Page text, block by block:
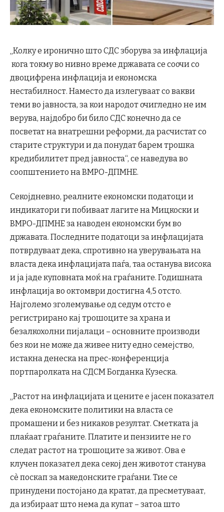
„Колку е иронично што СДС зборува за инфлација
кога токму во нивно време државата се соочи со
двоцифрена инфлација и економска
нестабилност. Наместо да излегуваат со вакви
теми во јавноста, за кои народот очигледно не им
верува, најдобро би било СДС конечно да се
посветат на внатрешни реформи, да расчистат со
старите структури и да понудат барем трошка
кредибилитет пред јавноста“, се наведува во
соопштението на ВМРО-ДПМНЕ.
Секојдневно, реалните економски податоци и
индикатори ги побиваат лагите на Мицкоски и
ВМРО-ДПМНЕ за наводен економски бум во
државата. Последните податоци за инфлацијата
потврдуваат дека, спротивно на уверувањата на
власта дека инфлацијата паѓа, таа останува висока
и ја јаде куповната моќ на граѓаните. Годишната
инфлација во октомври достигна 4,5 отсто.
Најголемо зголемување од седум отсто е
регистрирано кај трошоците за храна и
безалкохолни пијалаци – основните производи
без кои не може да живее ниту едно семејство,
истакна денеска на прес-конференција
портпаролката на СДСМ Богданка Кузеска.
„Растот на инфлацијата и цените е јасен показател
дека економските политики на власта се
промашени и без никаков резултат. Сметката ја
плаќаат граѓаните. Платите и пензиите не го
следат растот на трошоците за живот. Ова е
клучен показател дека секој ден животот станува
сè поскап за македонските граѓани. Тие се
принудени постојано да кратат, да пресметуваат,
да избираат што нема да купат – затоа што